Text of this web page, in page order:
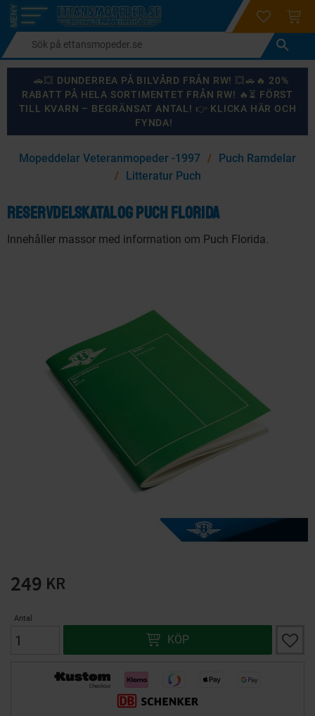
Meny
login
🚗💥 DUNDERREA PÅ BILVÅRD FRÅN RW! 💥🚗🔥 20%
RABATT PÅ HELA SORTIMENTET FRÅN RW! 🔥⏳ FÖRST
TILL KVARN – BEGRÄNSAT ANTAL! 👉 KLICKA HÄR OCH
FYNDA!
KANSKE NÅGON AV DESSA PRODUKTER KAN INTRESSERA
Montage/Arbetshandsk
e Hanvo PE304 1 par
ETH01m
20 KR
Solglasögon 5 pack
solnr50-2
125KR
Mopeddelar Veteranmopeder -1997
Puch Ramdelar
Litteratur Puch
Reservdelskatalog Puch Florida
Innehåller massor med information om Puch Florida.
249 KR
Antal
KÖP Lägg